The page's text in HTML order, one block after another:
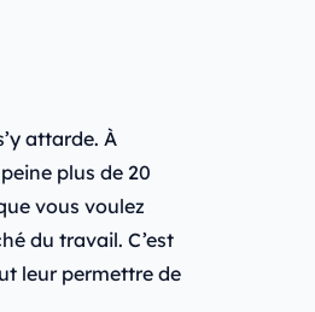
attarde. À
plus de 20
vous voulez
du travail. C’est
leur permettre de